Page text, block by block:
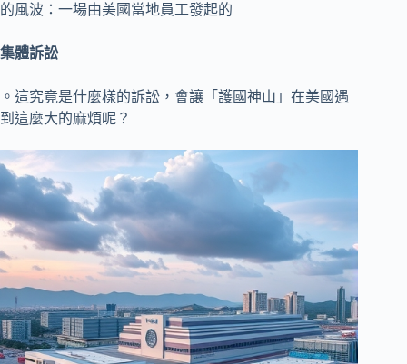
的風波：一場由美國當地員工發起的
集體訴訟
。這究竟是什麼樣的訴訟，會讓「護國神山」在美國遇
到這麼大的麻煩呢？